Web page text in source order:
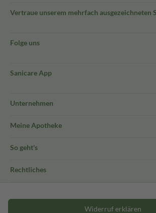
Vertraue unserem mehrfach ausgezeichneten
Folge uns
Sanicare App
Unternehmen
Meine Apotheke
So geht's
Rechtliches
Widerruf erklären